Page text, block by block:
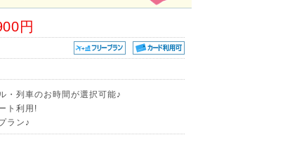
円
・列車のお時間が選択可能♪
ト利用!
ラン♪